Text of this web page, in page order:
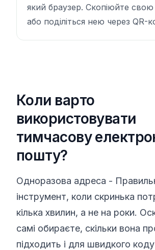
який браузер. Скопіюйте
або поділіться нею через QR-
Коли варто
використовувати
тимчасову
пошту?
Одноразова адреса -
інструмент, коли скринька
кілька хвилин, а не на роки.
самі обираєте, скільки вона
підходить і для швидкого